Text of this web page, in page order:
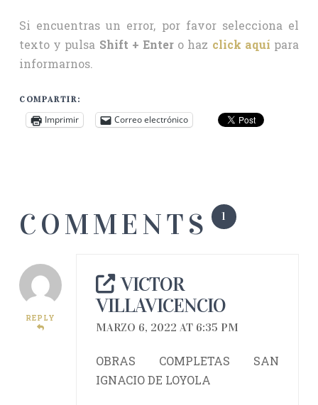
Si encuentras un error, por favor selecciona el
texto y pulsa Shift + Enter o haz click aquí para
informarnos.
COMPARTIR:
Imprimir Correo electrónico
COMMENTS 1
REPLY
VICTOR
VILLAVICENCIO
MARZO 6, 2022 AT 6:35 PM
OBRAS COMPLETAS SAN
IGNACIO DE LOYOLA